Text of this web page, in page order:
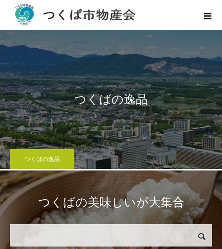
つくばの逸品
つくばの逸品
つくばの美味しいが大集合